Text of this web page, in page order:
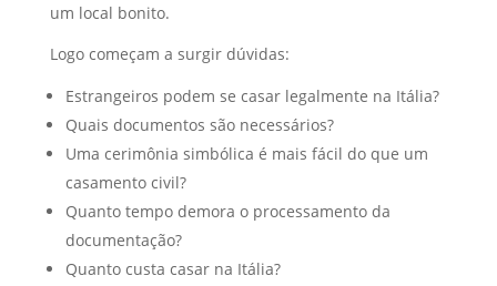
um local bonito.
Logo começam a surgir dúvidas:
Estrangeiros podem se casar legalmente na Itália?
Quais documentos são necessários?
Uma cerimônia simbólica é mais fácil do que um
casamento civil?
Quanto tempo demora o processamento da
documentação?
Quanto custa casar na Itália?